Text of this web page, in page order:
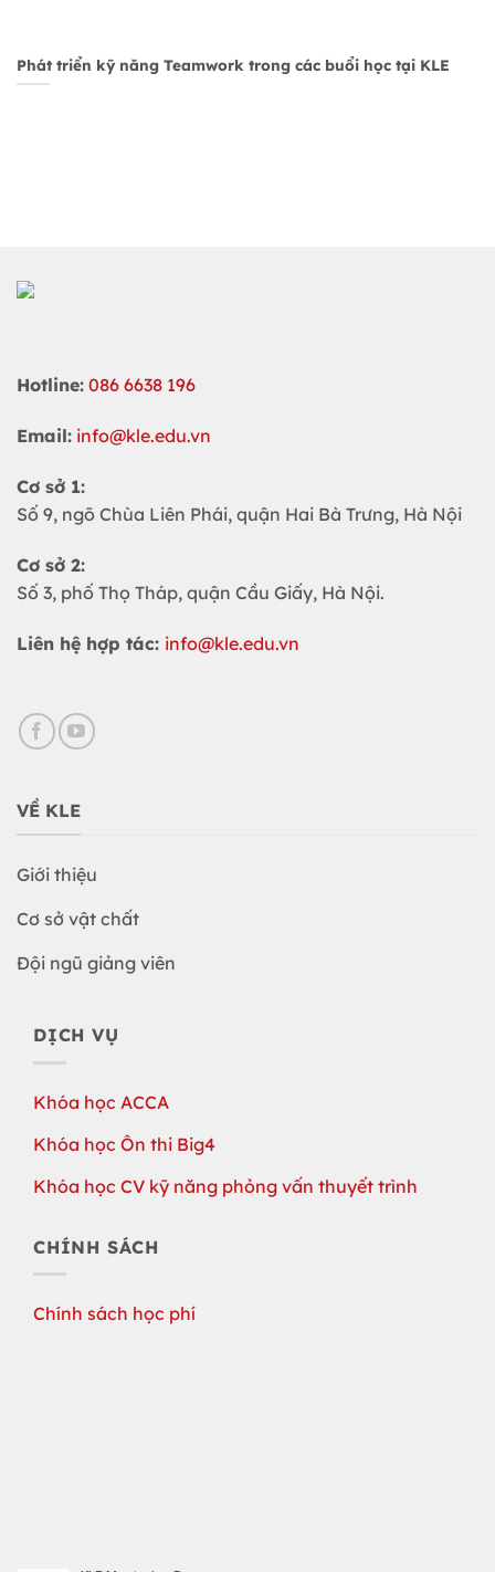
Phát triển kỹ năng Teamwork trong các buổi học tại KLE
Hotline: 086 6638 196
Email: info@kle.edu.vn
Cơ sở 1:
Số 9, ngõ Chùa Liên Phái, quận Hai Bà Trưng, Hà Nội
Cơ sở 2:
Số 3, phố Thọ Tháp, quận Cầu Giấy, Hà Nội.
Liên hệ hợp tác: info@kle.edu.vn
VỀ KLE
Giới thiệu
Cơ sở vật chất
Đội ngũ giảng viên
DỊCH VỤ
Khóa học ACCA
Khóa học Ôn thi Big4
Khóa học CV kỹ năng phỏng vấn thuyết trình
CHÍNH SÁCH
Chính sách học phí